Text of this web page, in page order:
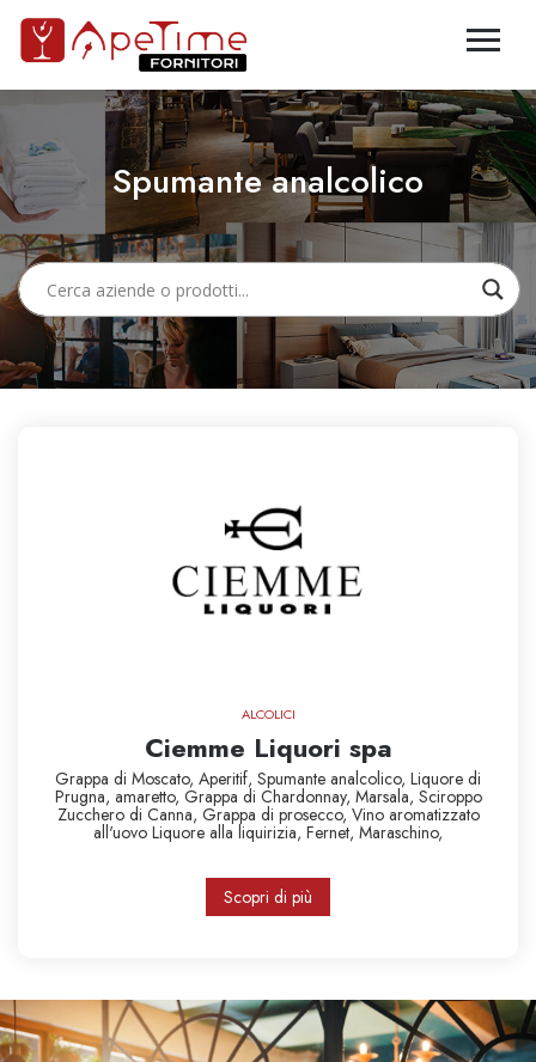
Spumante analcolico
ALCOLICI
Ciemme Liquori spa
Grappa di Moscato, Aperitif, Spumante analcolico, Liquore di
Prugna, amaretto, Grappa di Chardonnay, Marsala, Sciroppo
Zucchero di Canna, Grappa di prosecco, Vino aromatizzato
all'uovo Liquore alla liquirizia, Fernet, Maraschino,
Scopri di più